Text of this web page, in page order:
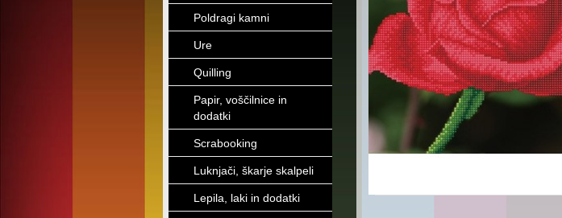
Poldragi kamni
Ure
Quilling
Papir, voščilnice in
dodatki
Scrabooking
Luknjači, škarje skalpeli
Lepila, laki in dodatki